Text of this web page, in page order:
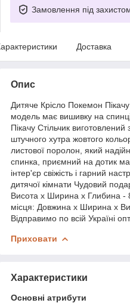
Замовлення під
Доставка
Опис
Дитяче Крісло Покемон
модель має вишивку на
Пікачу Стільчик виготовлений
штучного хутра жовтого
листової поролон, який
спинка, приємний на дотик
інтер'єр свіжість і гарний
дитячої кімнати Чудовий
Висота х Ширина х Глибина -
місця: Довжина х Ширина х
Відправимо по всій Україні
Приховати
Характеристики
Основні атрибути